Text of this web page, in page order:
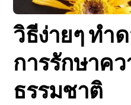
วิธีง่ายๆ ทำ
การรักษาค
ธรรมชาติ